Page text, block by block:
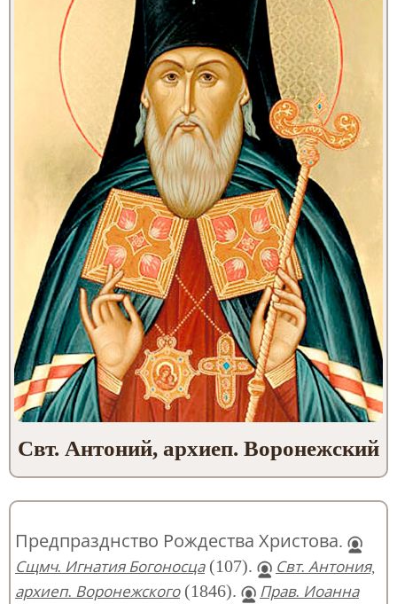
Свт. Антоний, архиеп. Воронежский
Предпразднство Рождества Христова.
Сщмч. Игнатия Богоносца(107).
Свт. Антония,
архиеп. Воронежского(1846).
Прав. Иоанна